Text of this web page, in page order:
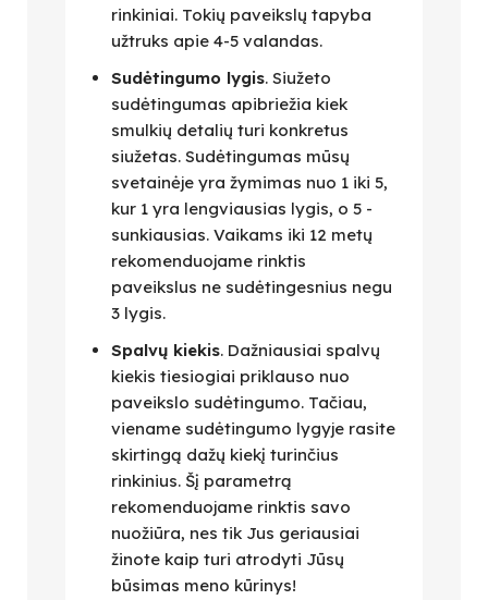
rinkiniai. Tokių paveikslų tapyba
užtruks apie 4-5 valandas.
Sudėtingumo lygis. Siužeto
sudėtingumas apibriežia kiek
smulkių detalių turi konkretus
siužetas. Sudėtingumas mūsų
svetainėje yra žymimas nuo 1 iki 5,
kur 1 yra lengviausias lygis, o 5 -
sunkiausias. Vaikams iki 12 metų
rekomenduojame rinktis
paveikslus ne sudėtingesnius negu
3 lygis.
Spalvų kiekis. Dažniausiai spalvų
kiekis tiesiogiai priklauso nuo
paveikslo sudėtingumo. Tačiau,
viename sudėtingumo lygyje rasite
skirtingą dažų kiekį turinčius
rinkinius. Šį parametrą
rekomenduojame rinktis savo
nuožiūra, nes tik Jus geriausiai
žinote kaip turi atrodyti Jūsų
būsimas meno kūrinys!